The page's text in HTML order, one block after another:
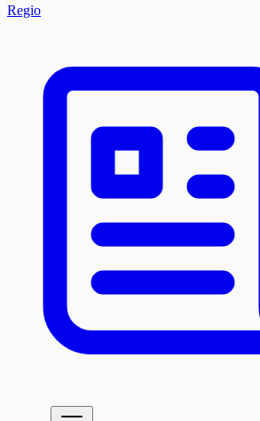
Regio